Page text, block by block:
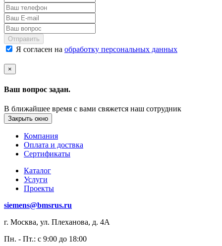
Отправить
Я согласен на обработку персональных данных
×
Ваш вопрос задан.
В ближайшее время с вами свяжется наш сотрудник
Закрыть окно
Компания
Оплата и доствка
Сертификаты
Каталог
Услуги
Проекты
siemens@bmsrus.ru
г. Москва, ул. Плеханова, д. 4А
Пн. - Пт.: c 9:00 до 18:00